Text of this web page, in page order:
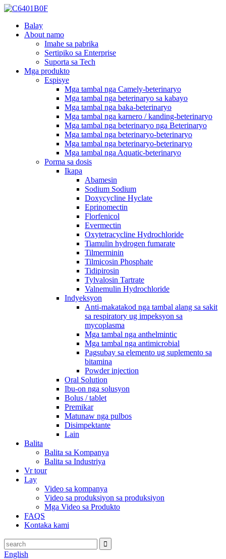
Balay
About namo
Imahe sa pabrika
Sertipiko sa Enterprise
Suporta sa Tech
Mga produkto
Espisye
Mga tambal nga Camely-beterinaryo
Mga tambal nga beterinaryo sa kabayo
Mga tambal nga baka-beterinaryo
Mga tambal nga karnero / kanding-beterinaryo
Mga tambal nga beterinaryo nga Beterinaryo
Mga tambal nga beterinaryo-beterinaryo
Mga tambal nga beterinaryo-beterinaryo
Mga tambal nga Aquatic-beterinaryo
Porma sa dosis
Ikapa
Abamesin
Sodium Sodium
Doxycycline Hyclate
Eprinomectin
Florfenicol
Evermectin
Oxytetracycline Hydrochloride
Tiamulin hydrogen fumarate
Tilmerminin
Tilmicosin Phosphate
Tidipirosin
Tylvalosin Tartrate
Valnemulin Hydrochloride
Indyeksyon
Anti-makatakod nga tambal alang sa sakit
sa respiratory ug impeksyon sa
mycoplasma
Mga tambal nga anthelmintic
Mga tambal nga antimicrobial
Pagsubay sa elemento ug suplemento sa
bitamina
Powder injection
Oral Solution
Ibu-on nga solusyon
Bolus / tablet
Premikar
Matunaw nga pulbos
Disimpektante
Lain
Balita
Balita sa Kompanya
Balita sa Industriya
Vr tour
Lay
Video sa kompanya
Video sa produksiyon sa produksiyon
Mga Video sa Produkto
FAQS
Kontaka kami
English